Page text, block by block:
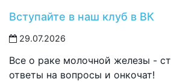
Вступайте в наш клуб в ВК
29.07.2026
Все о раке молочной железы -
ответы на вопросы и онкочат!